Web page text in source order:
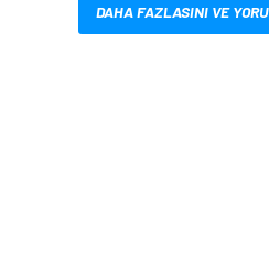
DAHA FAZLASINI VE